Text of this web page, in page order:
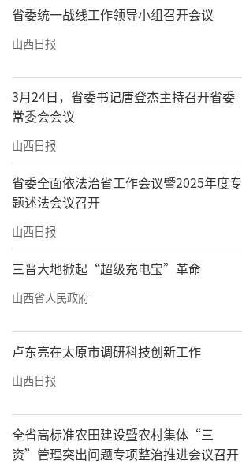
省委统一战线工作领导小组召开会议
山西日报
3月24日，省委书记唐登杰主持召开省委
常委会会议
山西日报
省委全面依法治省工作会议暨2025年度专
题述法会议召开
山西日报
三晋大地掀起“超级充电宝”革命
山西省人民政府
卢东亮在太原市调研科技创新工作
山西日报
全省高标准农田建设暨农村集体“三
资”管理突出问题专项整治推进会议召开